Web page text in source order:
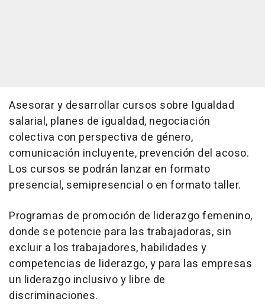
Asesorar y desarrollar cursos sobre Igualdad
salarial, planes de igualdad, negociación
colectiva con perspectiva de género,
comunicación incluyente, prevención del acoso.
Los cursos se podrán lanzar en formato
presencial, semipresencial o en formato taller.
Programas de promoción de liderazgo femenino,
donde se potencie para las trabajadoras, sin
excluir a los trabajadores, habilidades y
competencias de liderazgo, y para las empresas
un liderazgo inclusivo y libre de
discriminaciones.